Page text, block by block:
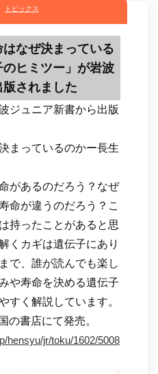
トピックス
なぜ決まっている
ヒミツー」が岩波
されました
ジュニア新書から出版
まっているのかー長生
があるのだろう？なぜ
命が違うのだろう？こ
持ったことがあると思
くカギは遺伝子にあり
で、誰が読んでも楽し
や寿命を決める遺伝子
すく解説しています。
の書店にて発売。
hensyu/jr/toku/1602/5008